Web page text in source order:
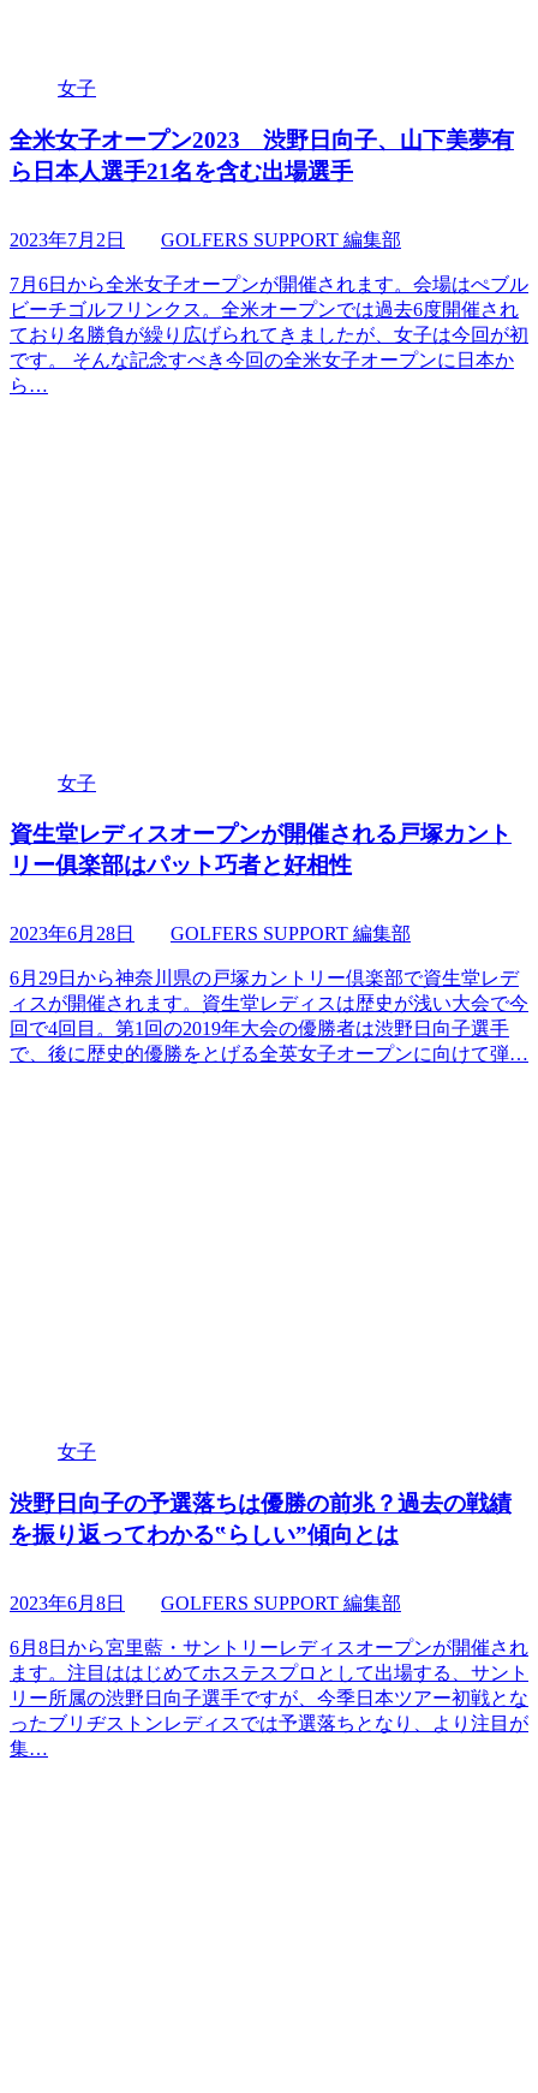
女子
全米女子オープン2023 渋野日向子、山下美夢有
ら日本人選手21名を含む出場選手
2023年7月2日 GOLFERS SUPPORT 編集部
7月6日から全米女子オープンが開催されます。会場はぺブル
ビーチゴルフリンクス。全米オープンでは過去6度開催され
ており名勝負が繰り広げられてきましたが、女子は今回が初
です。 そんな記念すべき今回の全米女子オープンに日本か
ら…
女子
資生堂レディスオープンが開催される戸塚カント
リー俱楽部はパット巧者と好相性
2023年6月28日 GOLFERS SUPPORT 編集部
6月29日から神奈川県の戸塚カントリー倶楽部で資生堂レデ
ィスが開催されます。資生堂レディスは歴史が浅い大会で今
回で4回目。第1回の2019年大会の優勝者は渋野日向子選手
で、後に歴史的優勝をとげる全英女子オープンに向けて弾…
女子
渋野日向子の予選落ちは優勝の前兆？過去の戦績
を振り返ってわかる‟らしい”傾向とは
2023年6月8日 GOLFERS SUPPORT 編集部
6月8日から宮里藍・サントリーレディスオープンが開催され
ます。注目ははじめてホステスプロとして出場する、サント
リー所属の渋野日向子選手ですが、今季日本ツアー初戦とな
ったブリヂストンレディスでは予選落ちとなり、より注目が
集…